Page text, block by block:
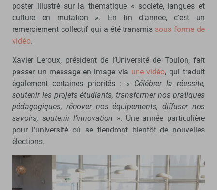
poster illustré sur la thématique « société, langues et
culture en mutation ». En fin d’année, c’est un
remerciement collectif qui a été transmis sous forme de
vidéo.
Xavier Leroux, président de l’Université de Toulon, fait
passer un message en image via une vidéo, qui traduit
également certaines priorités : « Célébrer la réussite,
soutenir les projets étudiants, transformer nos pratiques
pédagogiques, rénover nos équipements, diffuser nos
savoirs, soutenir l’innovation ». Une année particulière
pour l’université où se tiendront bientôt de nouvelles
élections.